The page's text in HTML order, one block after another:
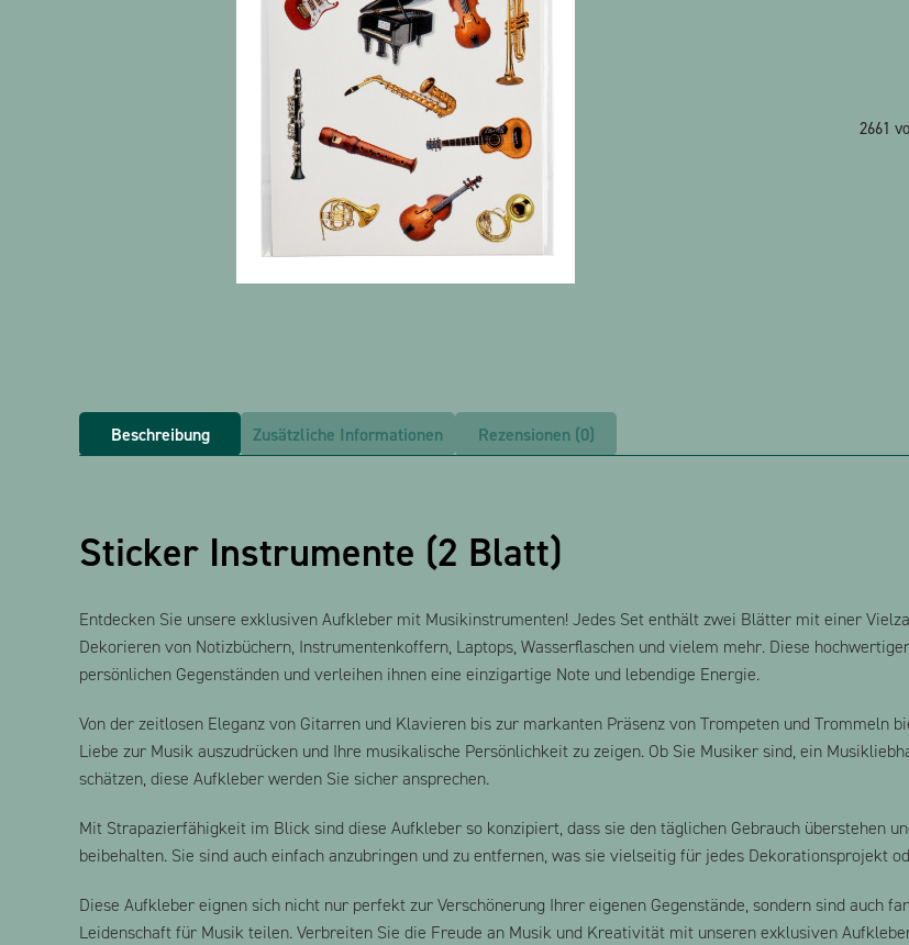
2661
Beschreibung Zusätzliche Informationen Rezensionen (0)
Sticker Instrumente (2 Blatt)
Entdecken Sie unsere exklusiven Aufkleber mit Musikinstrumenten! Jedes Set enthält zwei Blätter mit einer
Dekorieren von Notizbüchern, Instrumentenkoffern, Laptops, Wasserflaschen und vielem mehr. Diese
persönlichen Gegenständen und verleihen ihnen eine einzigartige Note und lebendige Energie.
Von der zeitlosen Eleganz von Gitarren und Klavieren bis zur markanten Präsenz von Trompeten und Trommeln
Liebe zur Musik auszudrücken und Ihre musikalische Persönlichkeit zu zeigen. Ob Sie Musiker sind, ein
schätzen, diese Aufkleber werden Sie sicher ansprechen.
Mit Strapazierfähigkeit im Blick sind diese Aufkleber so konzipiert, dass sie den täglichen Gebrauch überstehen
beibehalten. Sie sind auch einfach anzubringen und zu entfernen, was sie vielseitig für jedes Dekorationsprojekt
Diese Aufkleber eignen sich nicht nur perfekt zur Verschönerung Ihrer eigenen Gegenstände, sondern sind auch
Leidenschaft für Musik teilen. Verbreiten Sie die Freude an Musik und Kreativität mit unseren exklusiven